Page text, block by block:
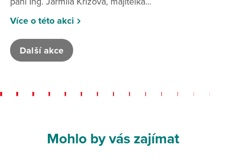
Více o této akci
Další akce
Mohlo by vás zajímat